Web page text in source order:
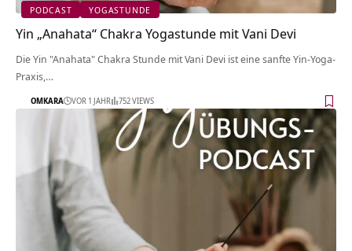
PODCAST YOGASTUNDE
Yin „Anahata“ Chakra Yogastunde mit Vani Devi
Die Yin "Anahata" Chakra Stunde mit Vani Devi ist eine sanfte Yin-Yoga-
Praxis,…
OMKARA VOR 1 JAHR 752 VIEWS